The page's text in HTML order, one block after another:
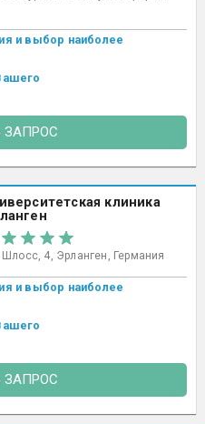
и выбор наиболее
ЗАПРОС
клиника
Шлосс, 4, Эрланген, Германия
и выбор наиболее
ЗАПРОС